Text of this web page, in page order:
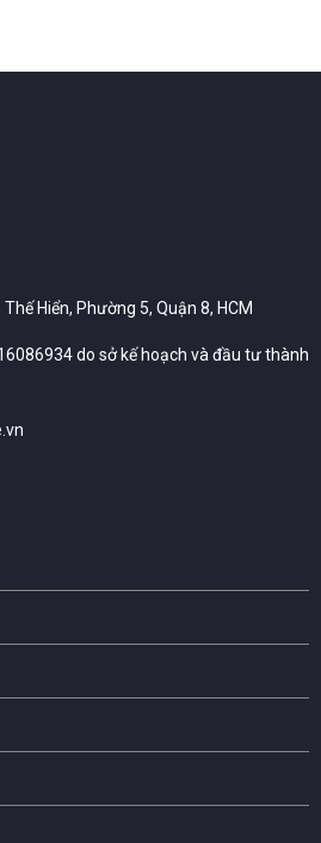
Hiển, Phường 5, Quận 8, HCM
do sở kế hoạch và đầu tư thành